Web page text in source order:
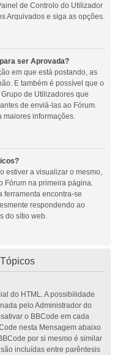
de Controlo do Utilizador
Arquivados e siga as opções.
ser Aprovada?
em que está postando, as
E também é possível que o
de Utilizadores que
de enviá-las ao Fórum.
maiores informações.
estiver a visualizar o mesmo,
Fórum na primeira página.
ferramenta encontra-se
respondendo ao
do sítio web.
do HTML. A possibilidade
pelo Administrador do
o BBCode em cada
nesta Mensagem abaixo
por si mesmo é similar
incluídas entre parêntesis